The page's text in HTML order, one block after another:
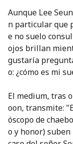
Aunque Lee
n particular que
e no suelo
ojos brillan
gustaría
o: ¿cómo es mi
El medium, tras
oon, transmite:
óscopo de
o y honor)